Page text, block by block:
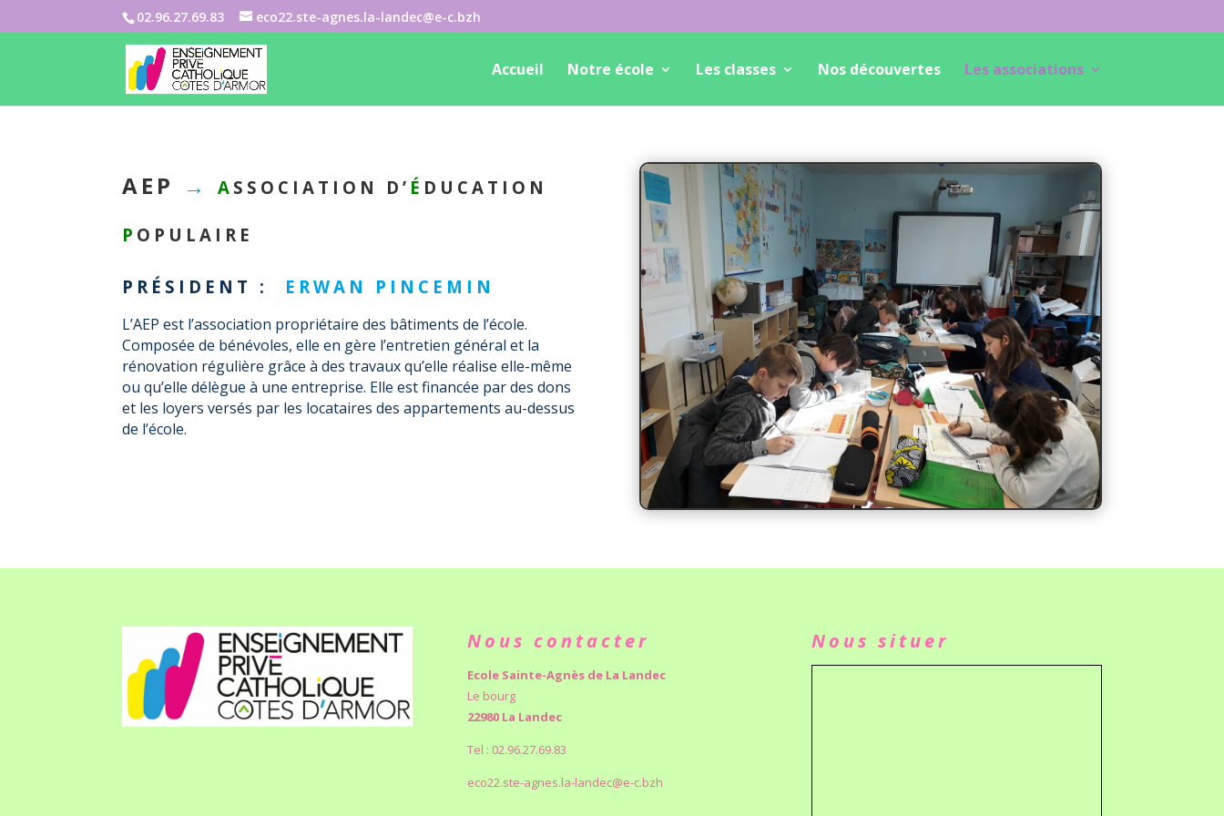
02.96.27.69.83 eco22.ste-agnes.la-landec@e-c.bzh
Accueil Notre école Les classes Nos découvertes Les associations
AEP →A SSOCIATION D’ É DUCATION
P OPULAIRE
PRÉSIDENT : ERWAN PINCEMIN
L’AEP est l’association propriétaire des bâtiments de l’école.
Composée de bénévoles, elle en gère l’entretien général et la
rénovation régulière grâce à des travaux qu’elle réalise elle-même
ou qu’elle délègue à une entreprise. Elle est financée par des dons
et les loyers versés par les locataires des appartements au-dessus
de l’école.
Nous contacter
Ecole Sainte-Agnès de La Landec
Le bourg
22980 La Landec
Tel : 02.96.27.69.83
eco22.ste-agnes.la-landec@e-c.bzh
Nous situer